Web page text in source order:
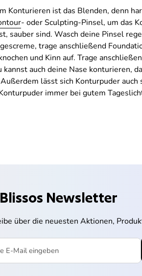
Konturieren ist das Blenden, denn
- oder Sculpting-Pinsel, um das
sauber sind. Wasch deine Pinsel
trage anschließend
und Kinn auf. Trage
kannst auch deine Nase konturieren,
lässt sich Konturpuder
immer bei gutem
Blissos Newsletter
über die neuesten Aktionen,